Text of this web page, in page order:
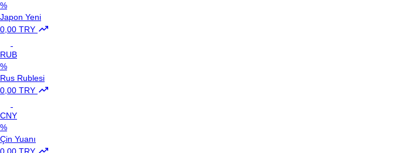
%
Japon Yeni
0,00 TRY
RUB
%
Rus Rublesi
0,00 TRY
CNY
%
Çin Yuanı